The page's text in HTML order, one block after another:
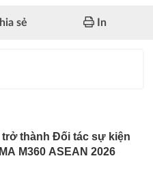
sẻ In
trở thành Đối tác sự kiện
M360 ASEAN 2026